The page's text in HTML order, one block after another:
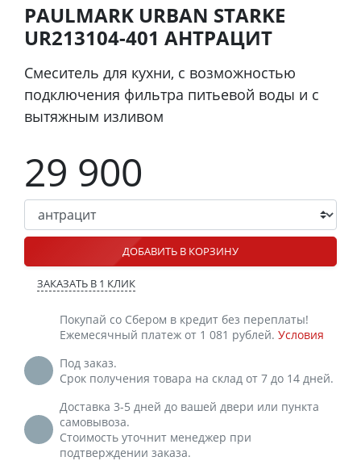
PAULMARK URBAN STARKE
UR213104-401 АНТРАЦИТ
Смеситель для кухни, с возможностью
подключения фильтра питьевой воды и с
вытяжным изливом
29 900
ДОБАВИТЬ В КОРЗИНУ
ЗАКАЗАТЬ В 1 КЛИК
Покупай со Сбером в кредит без переплаты!
Ежемесячный платеж от 1 081 рублей. Условия
Под заказ.
Срок получения товара на склад от 7 до 14 дней.
Доставка 3-5 дней до вашей двери или пункта
самовывоза.
Стоимость уточнит менеджер при
подтверждении заказа.